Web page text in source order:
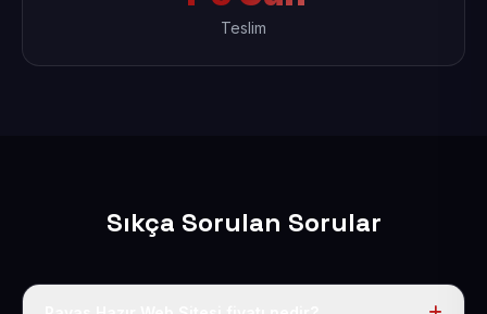
Teslim
Sıkça Sorulan Sorular